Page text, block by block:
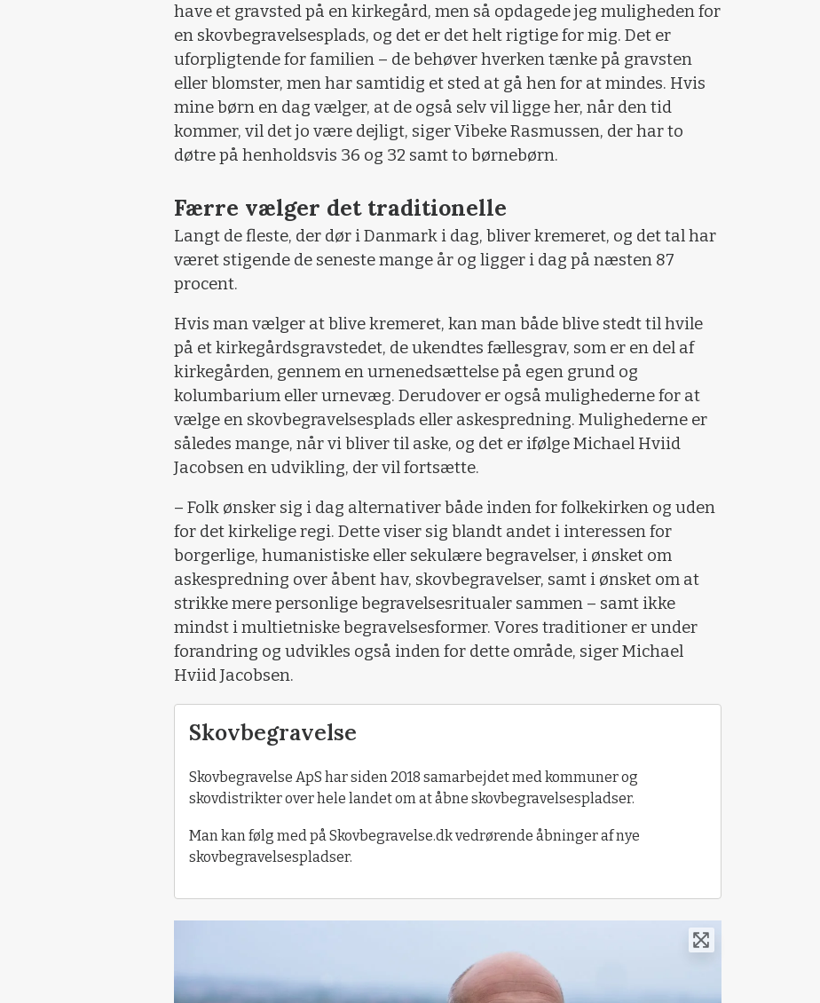
have et gravsted på en kirkegård, men så opdagede jeg muligheden for
en skovbegravelsesplads, og det er det helt rigtige for mig. Det er
uforpligtende for familien – de behøver hverken tænke på gravsten
eller blomster, men har samtidig et sted at gå hen for at mindes. Hvis
mine børn en dag vælger, at de også selv vil ligge her, når den tid
kommer, vil det jo være dejligt, siger Vibeke Rasmussen, der har to
døtre på henholdsvis 36 og 32 samt to børnebørn.
Færre vælger det traditionelle
Langt de fleste, der dør i Danmark i dag, bliver kremeret, og det tal har
været stigende de seneste mange år og ligger i dag på næsten 87
procent.
Hvis man vælger at blive kremeret, kan man både blive stedt til hvile
på et kirkegårdsgravstedet, de ukendtes fællesgrav, som er en del af
kirkegården, gennem en urnenedsættelse på egen grund og
kolumbarium eller urnevæg. Derudover er også mulighederne for at
vælge en skovbegravelsesplads eller askespredning. Mulighederne er
således mange, når vi bliver til aske, og det er ifølge Michael Hviid
Jacobsen en udvikling, der vil fortsætte.
– Folk ønsker sig i dag alternativer både inden for folkekirken og uden
for det kirkelige regi. Dette viser sig blandt andet i interessen for
borgerlige, humanistiske eller sekulære begravelser, i ønsket om
askespredning over åbent hav, skovbegravelser, samt i ønsket om at
strikke mere personlige begravelsesritualer sammen – samt ikke
mindst i multietniske begravelsesformer. Vores traditioner er under
forandring og udvikles også inden for dette område, siger Michael
Hviid Jacobsen.
Skovbegravelse
Skovbegravelse ApS har siden 2018 samarbejdet med kommuner og
skovdistrikter over hele landet om at åbne skovbegravelsespladser.
Man kan følg med på Skovbegravelse.dk vedrørende åbninger af nye
skovbegravelsespladser.